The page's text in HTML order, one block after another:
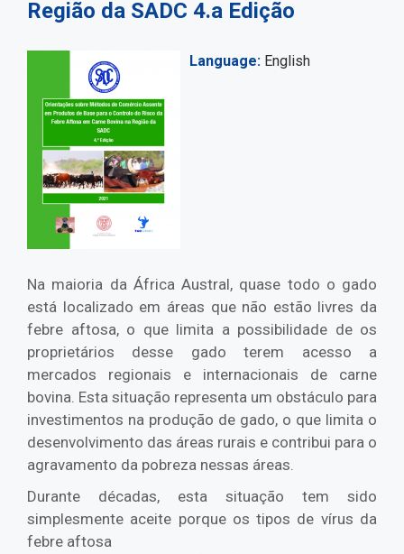
Região da SADC 4.a Edição
Language English
Na maioria da África Austral, quase todo o gado
está localizado em áreas que não estão livres da
febre aftosa, o que limita a possibilidade de os
proprietários desse gado terem acesso a
mercados regionais e internacionais de carne
bovina. Esta situação representa um obstáculo para
investimentos na produção de gado, o que limita o
desenvolvimento das áreas rurais e contribui para o
agravamento da pobreza nessas áreas.
Durante décadas, esta situação tem sido
simplesmente aceite porque os tipos de vírus da
febre aftosa